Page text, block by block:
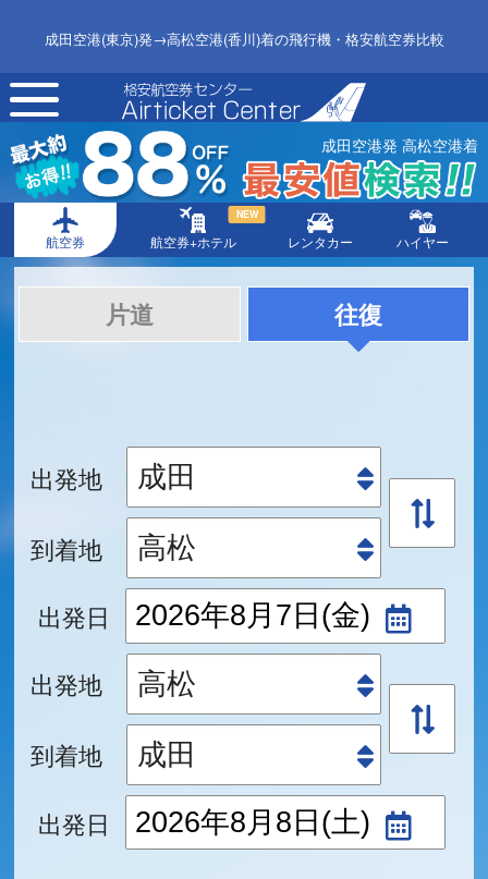
成田空港(東京)発→高松空港(香川)着の飛行機・格安航空券比較
toggle
navigation
成田空港発 高松空港着
航空券 航空券+ホテル
NEW
レンタカー ハイヤー
片道 往復
出発地
到着地
出発日
出発地
到着地
出発日